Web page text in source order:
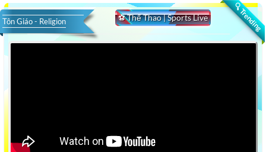
🔍 Trending
⚽ Thể Thao | Sports Live
Tôn Giáo - Religion